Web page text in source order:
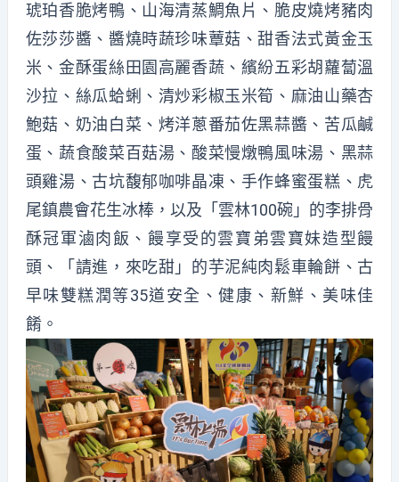
琥珀香脆烤鴨、山海清蒸鯛魚片、脆皮燒烤豬肉
佐莎莎醬、醬燒時蔬珍味蕈菇、甜香法式黃金玉
米、金酥蛋絲田園高麗香蔬、繽紛五彩胡蘿蔔溫
沙拉、絲瓜蛤蜊、清炒彩椒玉米筍、麻油山藥杏
鮑菇、奶油白菜、烤洋蔥番茄佐黑蒜醬、苦瓜鹹
蛋、蔬食酸菜百菇湯、酸菜慢燉鴨風味湯、黑蒜
頭雞湯、古坑馥郁咖啡晶凍、手作蜂蜜蛋糕、虎
尾鎮農會花生冰棒，以及「雲林100碗」的李排骨
酥冠軍滷肉飯、饅享受的雲寶弟雲寶妹造型饅
頭、「請進，來吃甜」的芋泥純肉鬆車輪餅、古
早味雙糕潤等35道安全、健康、新鮮、美味佳
餚。